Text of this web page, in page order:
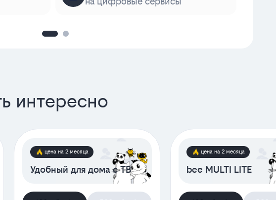
интересно
цена на 2 месяца
Удобный для дома с ТВ
цена на 2 месяца
bee MULTI LITE